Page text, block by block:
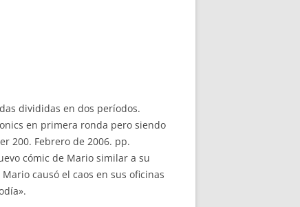
divididas en dos períodos.
en primera ronda pero siendo
200. Febrero de 2006. pp.
cómic de Mario similar a su
causó el caos en sus oficinas